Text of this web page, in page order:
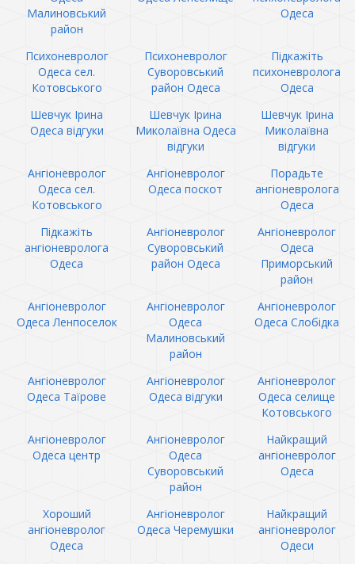
Малиновський
район
Одеса
Психоневролог
Одеса сел.
Котовського
Психоневролог
Суворовський
район Одеса
Підкажіть
психоневролога
Одеса
Шевчук Ірина
Одеса відгуки
Шевчук Ірина
Миколаївна Одеса
відгуки
Шевчук Ірина
Миколаївна
відгуки
Ангіоневролог
Одеса сел.
Котовського
Ангіоневролог
Одеса поскот
Порадьте
ангіоневролога
Одеса
Підкажіть
ангіоневролога
Одеса
Ангіоневролог
Суворовський
район Одеса
Ангіоневролог
Одеса
Приморський
район
Ангіоневролог
Одеса Ленпоселок
Ангіоневролог
Одеса
Малиновський
район
Ангіоневролог
Одеса Слобідка
Ангіоневролог
Одеса Таїрове
Ангіоневролог
Одеса відгуки
Ангіоневролог
Одеса селище
Котовського
Ангіоневролог
Одеса центр
Ангіоневролог
Одеса
Суворовський
район
Найкращий
ангіоневролог
Одеса
Хороший
ангіоневролог
Одеса
Ангіоневролог
Одеса Черемушки
Найкращий
ангіоневролог
Одеси